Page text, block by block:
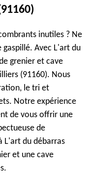
inutiles ? Ne
gaspillé. Avec L'art du
grenier et cave
(91160). Nous
le tri et
Notre expérience
de vous offrir une
de
L'art du débarras
et une cave